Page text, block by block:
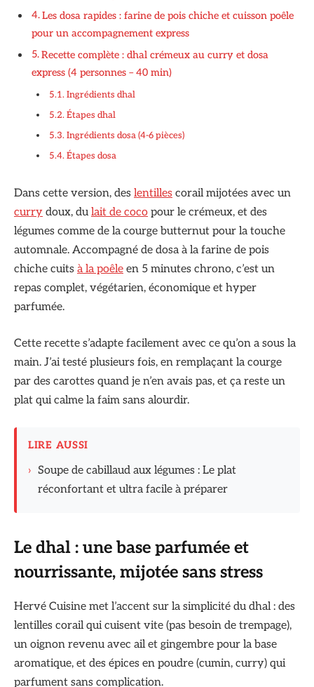
Les dosa rapides : farine de pois chiche et cuisson poêle
pour un accompagnement express
Recette complète : dhal crémeux au curry et dosa
express (4 personnes – 40 min)
Ingrédients dhal
Étapes dhal
Ingrédients dosa (4-6 pièces)
Étapes dosa
Dans cette version, des lentilles corail mijotées avec un
curry doux, du lait de coco pour le crémeux, et des
légumes comme de la courge butternut pour la touche
automnale. Accompagné de dosa à la farine de pois
chiche cuits à la poêle en 5 minutes chrono, c’est un
repas complet, végétarien, économique et hyper
parfumée.
Cette recette s’adapte facilement avec ce qu’on a sous la
main. J’ai testé plusieurs fois, en remplaçant la courge
par des carottes quand je n’en avais pas, et ça reste un
plat qui calme la faim sans alourdir.
LIRE AUSSI
› Soupe de cabillaud aux légumes : Le plat
réconfortant et ultra facile à préparer
Le dhal : une base parfumée et
nourrissante, mijotée sans stress
Hervé Cuisine met l’accent sur la simplicité du dhal : des
lentilles corail qui cuisent vite (pas besoin de trempage),
un oignon revenu avec ail et gingembre pour la base
aromatique, et des épices en poudre (cumin, curry) qui
parfument sans complication.